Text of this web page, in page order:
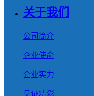
关于我们
公司简介
企业使命
企业实力
见证精彩